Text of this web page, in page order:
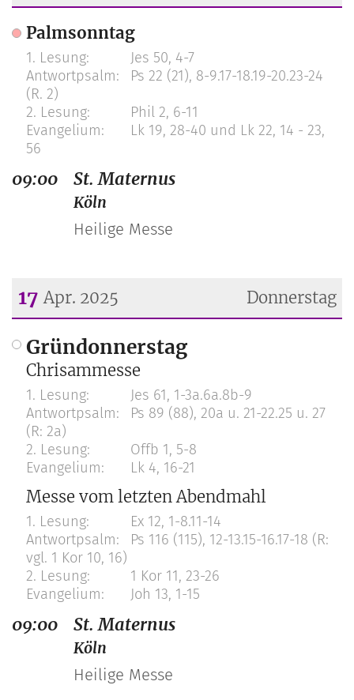
Datum: 13. April 2025
Palmsonntag
Jes 50, 4-7
Ps 22 (21), 8-9.17-18.19-20.23-24
(R. 2)
Phil 2, 6-11
Lk 19, 28-40 und Lk 22, 14 - 23,
56
09:00 St. Maternus
Köln
Heilige Messe
Donnerstag
17 Apr. 2025
Datum: 17. April 2025
Gründonnerstag
Chrisammesse
Jes 61, 1-3a.6a.8b-9
Ps 89 (88), 20a u. 21-22.25 u. 27
(R: 2a)
Offb 1, 5-8
Lk 4, 16-21
Messe vom letzten Abendmahl
Ex 12, 1-8.11-14
Ps 116 (115), 12-13.15-16.17-18 (R:
vgl. 1 Kor 10, 16)
1 Kor 11, 23-26
Joh 13, 1-15
09:00 St. Maternus
Köln
Heilige Messe